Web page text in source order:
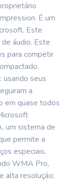
É um
Este
áudio. Este
para competir
usando seus
a
em quase todos
um sistema de
permite a
especiais.
WMA Pro,
alta resolução;